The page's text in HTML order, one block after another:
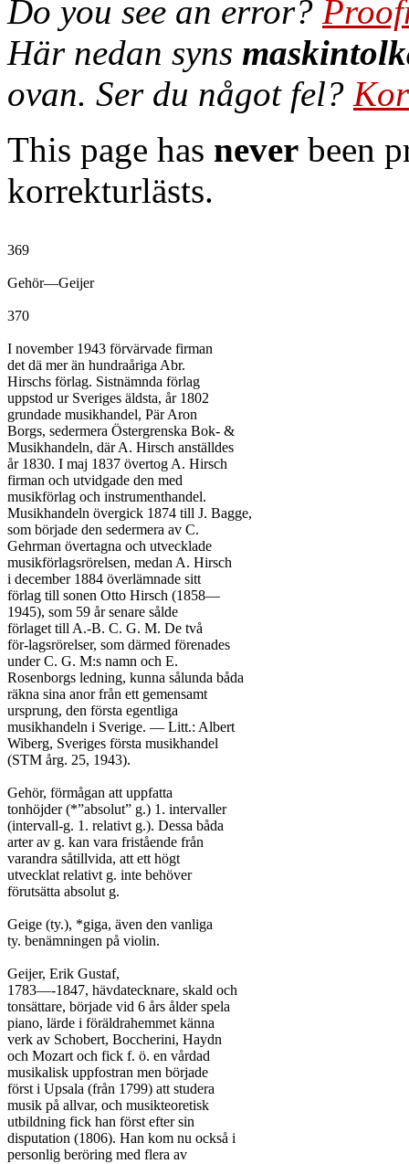
Do you see an error?
Här nedan syns
ovan. Ser du något fel?
This page has never been
korrekturlästs.
369
Gehör—Geijer
370
I november 1943 förvärvade firman
det dä mer än hundraåriga Abr.
Hirschs förlag. Sistnämnda förlag
uppstod ur Sveriges äldsta, år 1802
grundade musikhandel, Pär Aron
Borgs, sedermera Östergrenska Bok- &
Musikhandeln, där A. Hirsch anställdes
år 1830. I maj 1837 övertog A. Hirsch
firman och utvidgade den med
musikförlag och instrumenthandel.
Musikhandeln övergick 1874 till J. Bagge,
som började den sedermera av C.
Gehrman övertagna och utvecklade
musikförlagsrörelsen, medan A. Hirsch
i december 1884 överlämnade sitt
förlag till sonen Otto Hirsch (1858—
1945), som 59 år senare sålde
förlaget till A.-B. C. G. M. De två
för-lagsrörelser, som därmed förenades
under C. G. M:s namn och E.
Rosenborgs ledning, kunna sålunda båda
räkna sina anor från ett gemensamt
ursprung, den första egentliga
musikhandeln i Sverige. — Litt.: Albert
Wiberg, Sveriges första musikhandel
(STM årg. 25, 1943).
Gehör, förmågan att uppfatta
tonhöjder (*”absolut” g.) 1. intervaller
(intervall-g. 1. relativt g.). Dessa båda
arter av g. kan vara fristående från
varandra såtillvida, att ett högt
utvecklat relativt g. inte behöver
förutsätta absolut g.
Geige (ty.), *giga, även den vanliga
ty. benämningen på violin.
Geijer, Erik Gustaf,
1783—-1847, hävdatecknare, skald och
tonsättare, började vid 6 års ålder spela
piano, lärde i föräldrahemmet känna
verk av Schobert, Boccherini, Haydn
och Mozart och fick f. ö. en vårdad
musikalisk uppfostran men började
först i Upsala (från 1799) att studera
musik på allvar, och musikteoretisk
utbildning fick han först efter sin
disputation (1806). Han kom nu också i
personlig beröring med flera av